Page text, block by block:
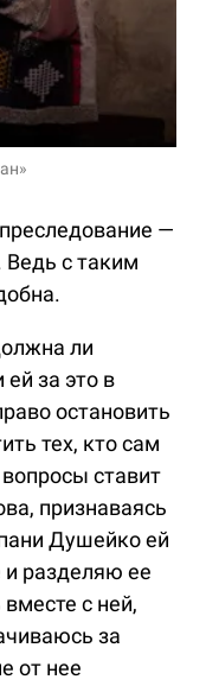
—
Ведь с таким
ли
ей за это в
остановить
тех, кто сам
ставит
признаваясь
Душейко ей
и разделяю ее
с ней,
за
от нее